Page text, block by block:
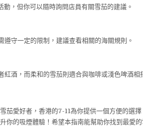
，但你可以隨時詢問店員有關雪茄的建議。
守一定的限制，建議查看相關的海關規則。
紅酒，而柔和的雪茄則適合與咖啡或淺色啤酒相
茄愛好者，香港的7-11為你提供一個方便的選
你的吸煙體驗！希望本指南能幫助你找到最愛